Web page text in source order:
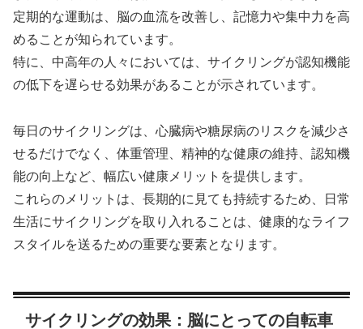
定期的な運動は、脳の血流を改善し、記憶力や集中力を高
めることが知られています。
特に、中高年の人々においては、サイクリングが認知機能
の低下を遅らせる効果があることが示されています。
毎日のサイクリングは、心臓病や糖尿病のリスクを減少さ
せるだけでなく、体重管理、精神的な健康の維持、認知機
能の向上など、幅広い健康メリットを提供します。
これらのメリットは、長期的に見ても持続するため、日常
生活にサイクリングを取り入れることは、健康的なライフ
スタイルを送るための重要な要素となります。
サイクリングの効果：脳にとっての自転車